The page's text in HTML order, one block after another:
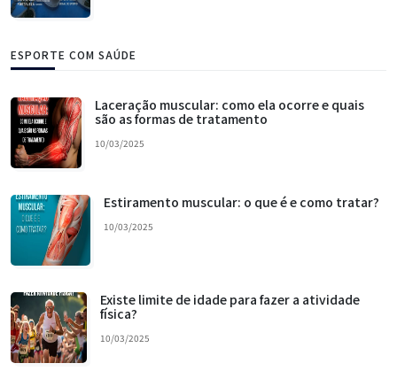
ESPORTE COM SAÚDE
Laceração muscular: como ela ocorre e quais
são as formas de tratamento
10/03/2025
Estiramento muscular: o que é e como tratar?
10/03/2025
Existe limite de idade para fazer a atividade
física?
10/03/2025